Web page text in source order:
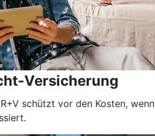
Versicherung
schützt vor den Kosten, wenn